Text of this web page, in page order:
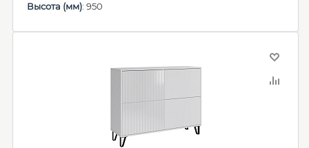
Высота (мм): 950